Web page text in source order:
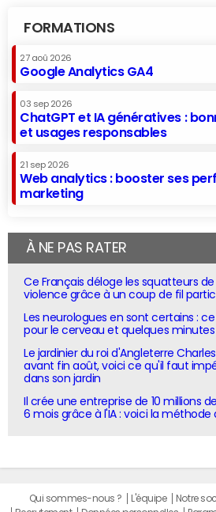
FORMATIONS
27 aoû 2026
Google Analytics GA4
03 sep 2026
ChatGPT et IA génératives :
et usages responsables
21 sep 2026
Web analytics : booster ses
marketing
À NE PAS RATER
Ce Français déloge les squatteurs
violence grâce à un coup de fil
Les neurologues en sont certains :
pour le cerveau et quelques
Le jardinier du roi d'Angleterre
avant fin août, voici ce qu'il faut
dans son jardin
Il crée une entreprise de 10 millions
6 mois grâce à l'IA : voici la méthode
Qui sommes-nous ? L'équipe Notre